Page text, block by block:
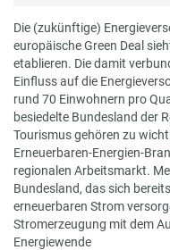
Die (zukünftige)
europäische Green Deal
etablieren. Die damit
Einfluss auf die
rund 70 Einwohnern pro
besiedelte Bundesland der
Tourismus gehören zu
Erneuerbaren-Energien-
regionalen Arbeitsmarkt.
Bundesland, das sich
erneuerbaren Strom
Stromerzeugung mit dem
Energiewende